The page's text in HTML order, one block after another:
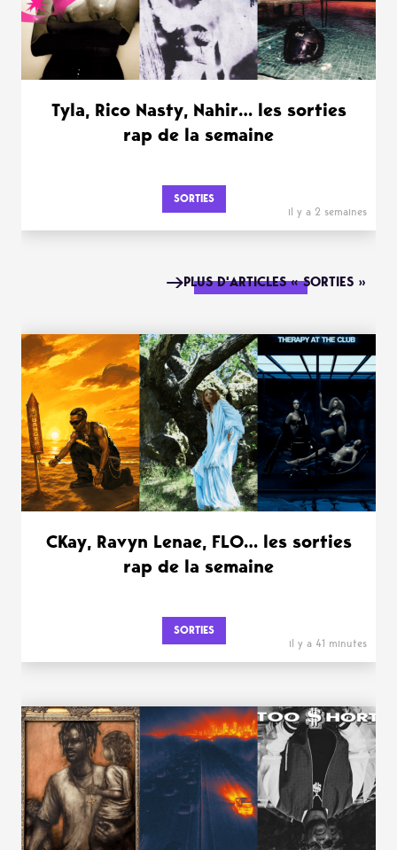
Tyla, Rico Nasty, Nahir… les sorties
rap de la semaine
SORTIES
il y a 2 semaines
PLUS D'ARTICLES « SORTIES »
CKay, Ravyn Lenae, FLO… les sorties
rap de la semaine
SORTIES
il y a 41 minutes